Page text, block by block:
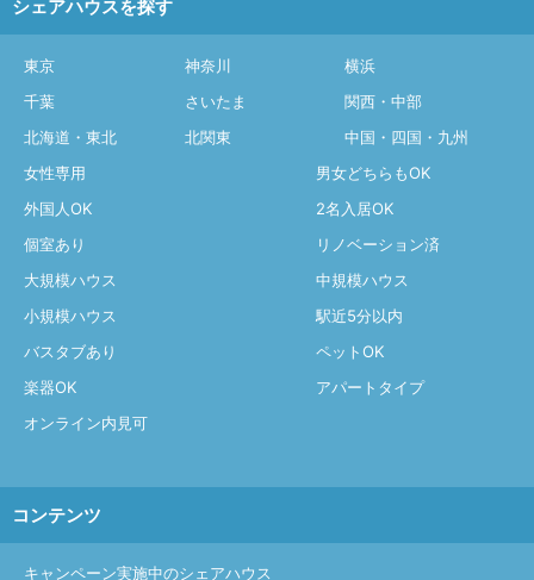
シェアハウスを探す
東京 神奈川
横浜
千葉
さいたま
関西・中部
北海道・東北
北関東
中国・四国・九州
女性専用
男女どちらもOK
外国人OK
2名入居OK
個室あり
リノベーション済
大規模ハウス
中規模ハウス
小規模ハウス
駅近5分以内
バスタブあり
ペットOK
楽器OK
アパートタイプ
オンライン内見可
コンテンツ
キャンペーン実施中のシェアハウス